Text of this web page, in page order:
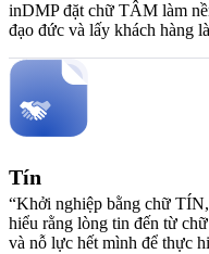
inDMP đặt chữ TÂM làm
đạo đức và lấy khách hàng
Tín
“Khởi nghiệp bằng chữ
hiểu rằng lòng tin đến từ
và nỗ lực hết mình để thực